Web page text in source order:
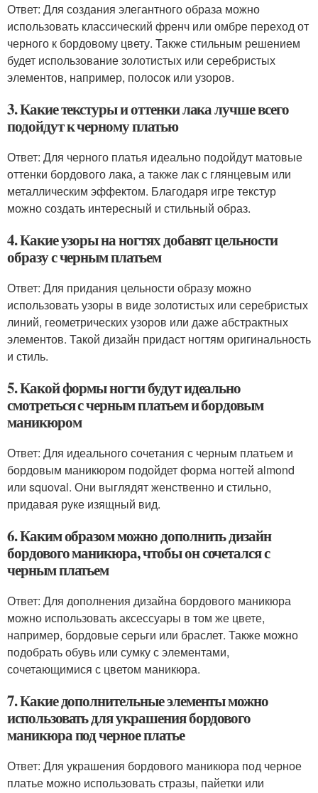
Ответ: Для создания элегантного образа можно
использовать классический френч или омбре переход от
черного к бордовому цвету. Также стильным решением
будет использование золотистых или серебристых
элементов, например, полосок или узоров.
3. Какие текстуры и оттенки лака лучше всего
подойдут к черному платью
Ответ: Для черного платья идеально подойдут матовые
оттенки бордового лака, а также лак с глянцевым или
металлическим эффектом. Благодаря игре текстур
можно создать интересный и стильный образ.
4. Какие узоры на ногтях добавят цельности
образу с черным платьем
Ответ: Для придания цельности образу можно
использовать узоры в виде золотистых или серебристых
линий, геометрических узоров или даже абстрактных
элементов. Такой дизайн придаст ногтям оригинальность
и стиль.
5. Какой формы ногти будут идеально
смотреться с черным платьем и бордовым
маникюром
Ответ: Для идеального сочетания с черным платьем и
бордовым маникюром подойдет форма ногтей almond
или squoval. Они выглядят женственно и стильно,
придавая руке изящный вид.
6. Каким образом можно дополнить дизайн
бордового маникюра, чтобы он сочетался с
черным платьем
Ответ: Для дополнения дизайна бордового маникюра
можно использовать аксессуары в том же цвете,
например, бордовые серьги или браслет. Также можно
подобрать обувь или сумку с элементами,
сочетающимися с цветом маникюра.
7. Какие дополнительные элементы можно
использовать для украшения бордового
маникюра под черное платье
Ответ: Для украшения бордового маникюра под черное
платье можно использовать стразы, пайетки или